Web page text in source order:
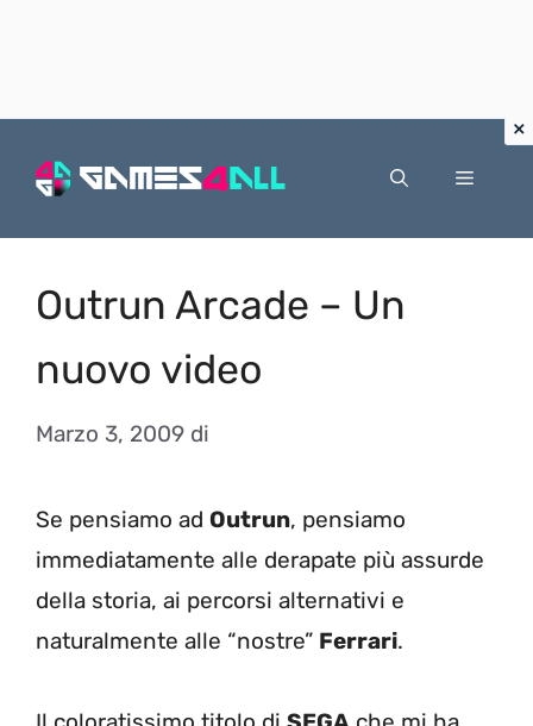
Menu
Outrun Arcade – Un
nuovo video
Marzo 3, 2009 di
Se pensiamo ad Outrun, pensiamo
immediatamente alle derapate più assurde
della storia, ai percorsi alternativi e
naturalmente alle “nostre” Ferrari.